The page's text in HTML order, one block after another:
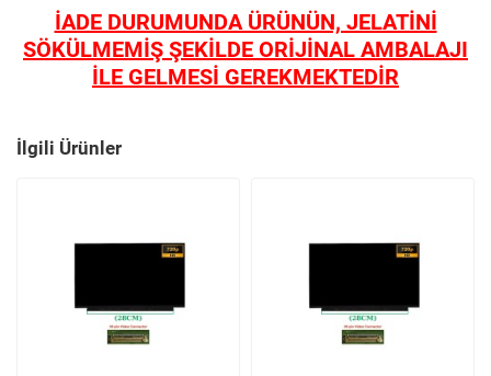
İADE DURUMUNDA ÜRÜNÜN, JELATİNİ
SÖKÜLMEMİŞ ŞEKİLDE ORİJİNAL AMBALAJI
İLE GELMESİ GEREKMEKTEDİR
İlgili Ürünler